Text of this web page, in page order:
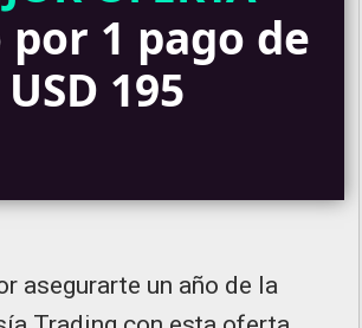
por 1 pago de
USD 195
asegurarte un año de la